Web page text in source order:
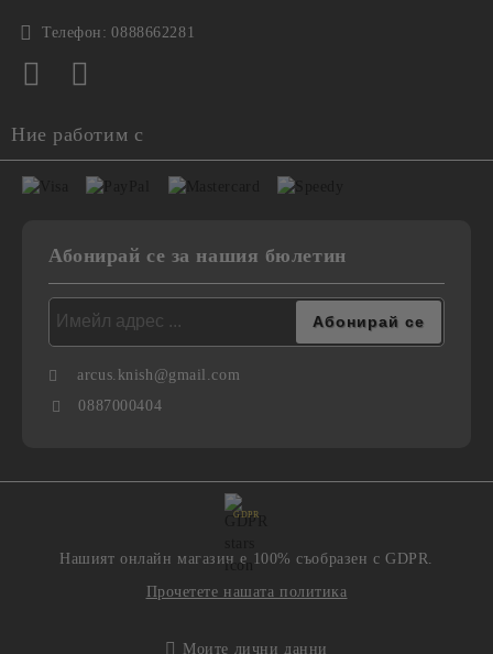
Телефон: 0888662281
Ние работим с
Абонирай се за нашия бюлетин
arcus.knish@gmail.com
0887000404
GDPR
Нашият онлайн магазин е 100% съобразен с GDPR.
Прочетете нашата политика
Моите лични данни